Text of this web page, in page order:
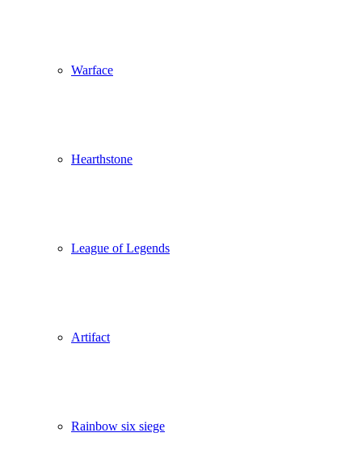
Warface
Hearthstone
League of Legends
Artifact
Rainbow six siege